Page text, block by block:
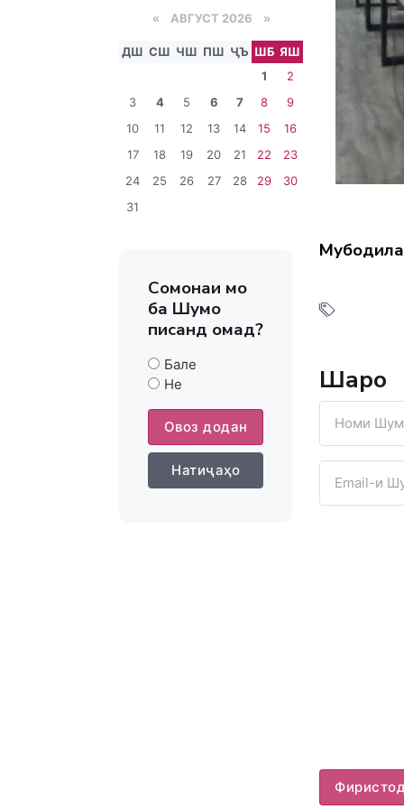
« АВГУСТ 2026 »
ДШ СШ ЧШ ПШ ҶЪ ШБ ЯШ
1
2
3
4 5 6 7 8
9
10
11 12 13 14 15
16
17
18 19 20 21 22
23
24
25 26 27 28 29
30
31
Сомонаи мо
ба Шумо
писанд омад?
Бале
Не
Овоз додан
Натиҷаҳо
Шарҳҳо